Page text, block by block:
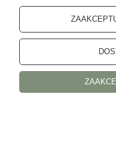
Pielęgnacja:
Aby Twoja bielizna służyła
ręczne.